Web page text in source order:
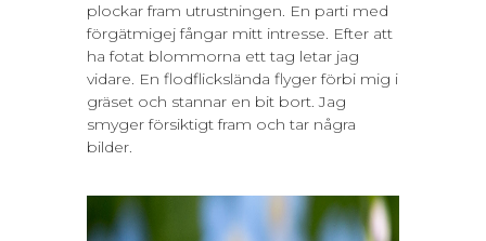
plockar fram utrustningen. En parti med
förgätmigej fångar mitt intresse. Efter att
ha fotat blommorna ett tag letar jag
vidare. En flodflickslända flyger förbi mig i
gräset och stannar en bit bort. Jag
smyger försiktigt fram och tar några
bilder.